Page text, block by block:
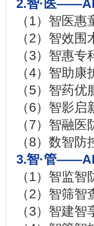
2.智·医
（1）智医
（2）智效
（3）智惠
（4）智助
（5）智药
（6）智影
（7）智融
（8）数智
3.智·管
（1）智监
（2）智筛
（3）智建